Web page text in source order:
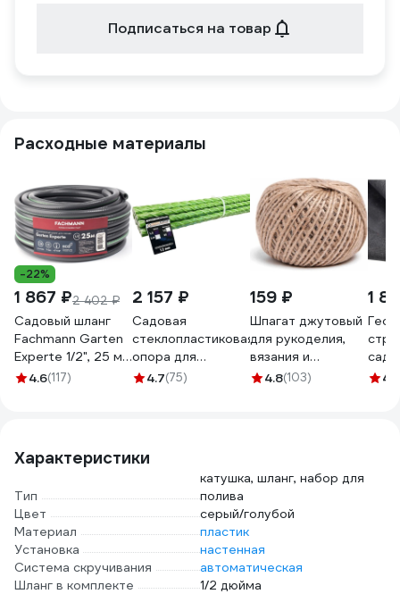
Подписаться на товар
Расходные материалы
-22%
1 867 ₽2 402 ₽
Садовый шланг
Fachmann Garten
Experte 1/2", 25 м
05.045
4.6(117)
2 157 ₽
Садовая
стеклопластиковая
опора для
подвязки
4660228920519
4.7(75)
159 ₽
Шпагат джутовый
для рукоделия,
вязания и
подвязки
4.8(103)
1
4.1
Характеристики
Тип
катушка, шланг, набор для
полива
Цвет
серый/голубой
Материал
пластик
Установка
настенная
Система скручивания
автоматическая
Шланг в комплекте
1/2 дюйма